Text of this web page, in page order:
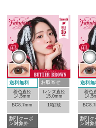
送料無料 お取寄せ
着色直径
14.5mm
レンズ直径
15.0mm
BC8.7mm
1箱2枚
割引クーポ
ン対象外
送料無
着色
割引ク
ン対象